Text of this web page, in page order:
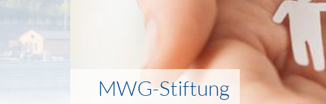
MWG-Stiftung